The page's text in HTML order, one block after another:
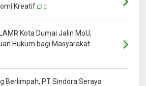
Kreatif
0
Kota Dumai Jalin MoU,
Hukum bagi Masyarakat
Berlimpah, PT Sindora Seraya